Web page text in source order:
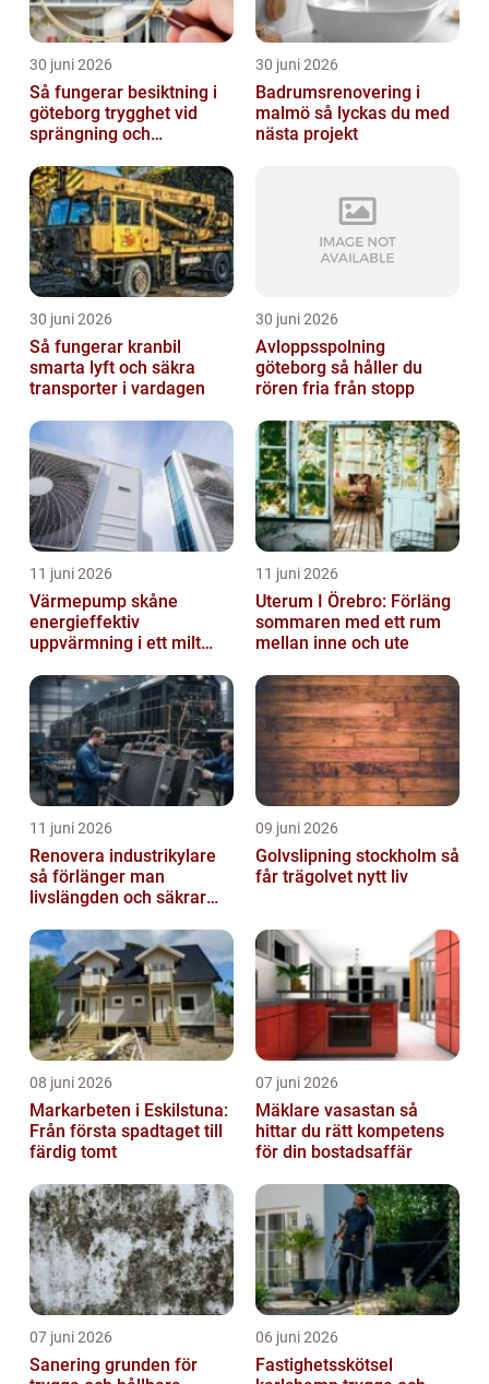
30 juni 2026
Så fungerar besiktning i
göteborg trygghet vid
sprängning och
30 juni 2026
Badrumsrenovering i
malmö så lyckas du med
nästa projekt
30 juni 2026
Så fungerar kranbil
smarta lyft och säkra
transporter i vardagen
30 juni 2026
Avloppsspolning
göteborg så håller du
rören fria från stopp
11 juni 2026
Värmepump skåne
energieffektiv
uppvärmning i ett milt
11 juni 2026
Uterum I Örebro: Förläng
sommaren med ett rum
mellan inne och ute
11 juni 2026
Renovera industrikylare
så förlänger man
livslängden och säkrar
09 juni 2026
Golvslipning stockholm så
får trägolvet nytt liv
08 juni 2026
Markarbeten i Eskilstuna:
Från första spadtaget till
färdig tomt
07 juni 2026
Mäklare vasastan så
hittar du rätt kompetens
för din bostadsaffär
07 juni 2026
Sanering grunden för
06 juni 2026
Fastighetsskötsel